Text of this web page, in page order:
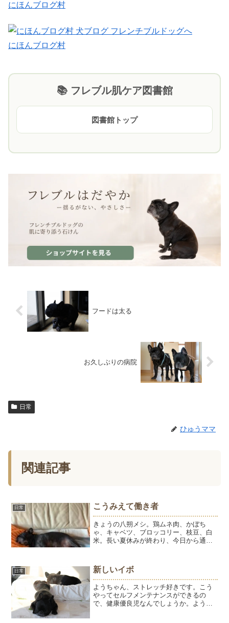
にほんブログ村
にほんブログ村
📚 フレブル肌ケア図書館
図書館トップ
フードは太る
お久しぶりの病院
日常
ひゅうママ
関連記事
日常 こうみえて働き者
きょうの八朔メシ。鶏ムネ肉、かぼち
ゃ、キャベツ、ブロッコリー、枝豆、白
米。長い夏休みが終わり、今日から通常
癒すこと。この投稿をInstagramで見る内
藤石けん教室／内藤...
日常 新しいイボ
ようちゃん、ストレッチ好きです。こう
やってセルフメンテナンスができるの
で、健康優良児なんでしょうか。ようや